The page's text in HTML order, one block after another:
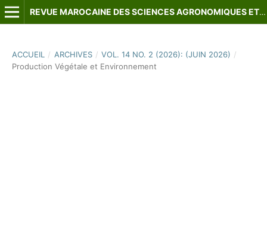
REVUE MAROCAINE DES SCIENCES AGRONOMIQUES ET VÉTÉRINAIRES
ACCUEIL / ARCHIVES / VOL. 14 NO. 2 (2026): (JUIN 2026) /
Production Végétale et Environnement